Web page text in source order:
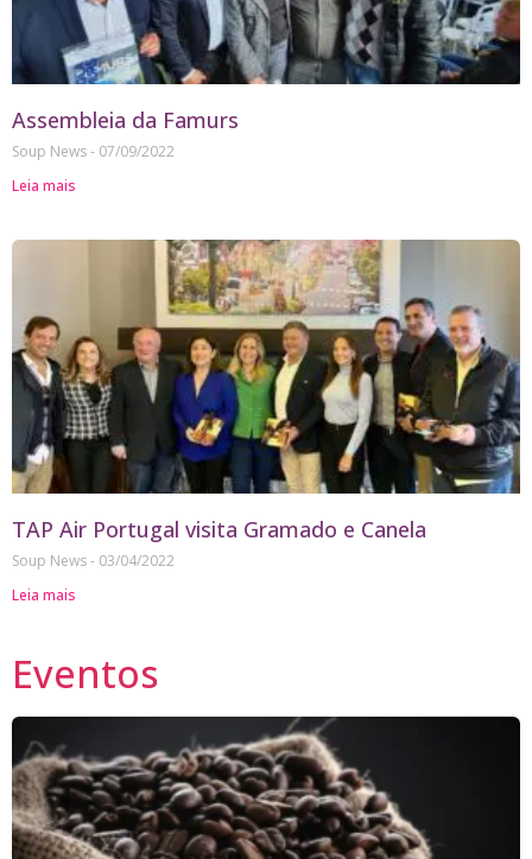
Assembleia da Famurs
Soup News
07/09/2022
Leia mais
TAP Air Portugal visita Gramado e Canela
Soup News
03/04/2022
Leia mais
Eventos